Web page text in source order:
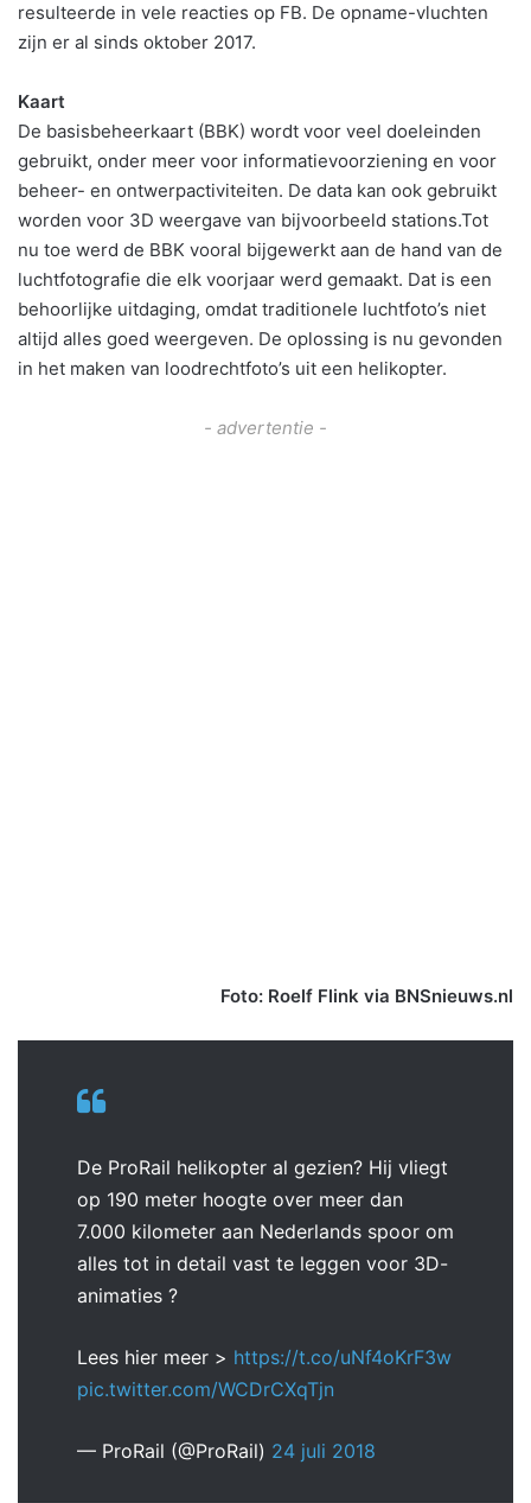
resulteerde in vele reacties op FB. De opname-vluchten
zijn er al sinds oktober 2017.
Kaart
De basisbeheerkaart (BBK) wordt voor veel doeleinden
gebruikt, onder meer voor informatievoorziening en voor
beheer- en ontwerpactiviteiten. De data kan ook gebruikt
worden voor 3D weergave van bijvoorbeeld stations.Tot
nu toe werd de BBK vooral bijgewerkt aan de hand van de
luchtfotografie die elk voorjaar werd gemaakt. Dat is een
behoorlijke uitdaging, omdat traditionele luchtfoto’s niet
altijd alles goed weergeven. De oplossing is nu gevonden
in het maken van loodrechtfoto’s uit een helikopter.
- advertentie -
Foto: Roelf Flink via BNSnieuws.nl
De ProRail helikopter al gezien? Hij vliegt
op 190 meter hoogte over meer dan
7.000 kilometer aan Nederlands spoor om
alles tot in detail vast te leggen voor 3D-
animaties ?
Lees hier meer > https://t.co/uNf4oKrF3w
pic.twitter.com/WCDrCXqTjn
— ProRail (@ProRail) 24 juli 2018